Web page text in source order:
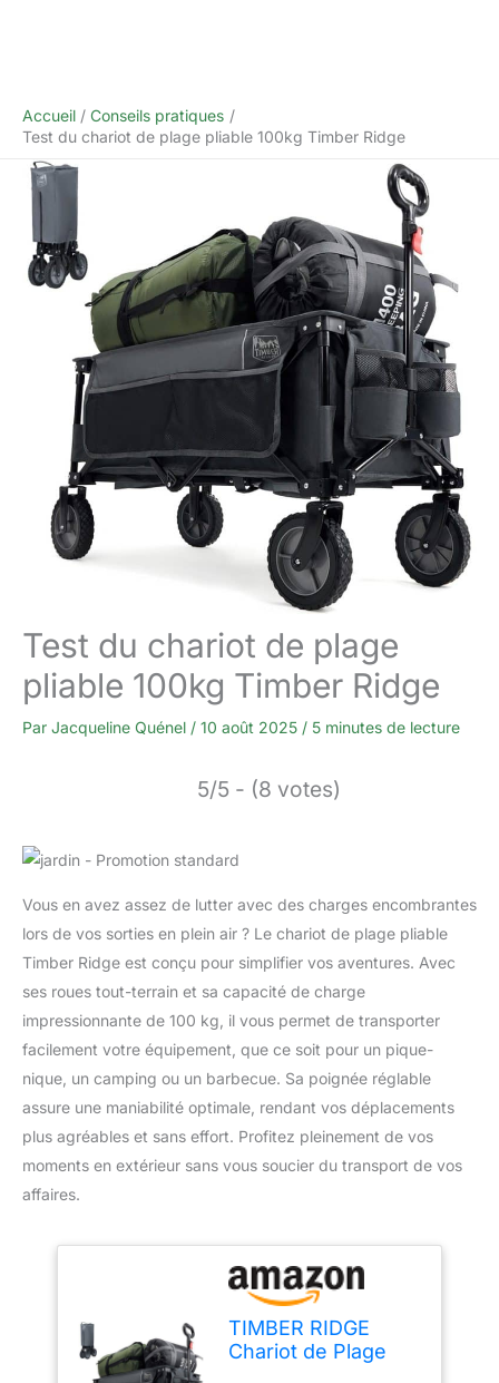
Accueil
Conseils pratiques
Test du chariot de plage pliable 100kg Timber Ridge
Test du chariot de plage
pliable 100kg Timber Ridge
Par Jacqueline Quénel / 10 août 2025 / 5 minutes de lecture
5/5 - (8 votes)
Vous en avez assez de lutter avec des charges encombrantes
lors de vos sorties en plein air ? Le chariot de plage pliable
Timber Ridge est conçu pour simplifier vos aventures. Avec
ses roues tout-terrain et sa capacité de charge
impressionnante de 100 kg, il vous permet de transporter
facilement votre équipement, que ce soit pour un pique-
nique, un camping ou un barbecue. Sa poignée réglable
assure une maniabilité optimale, rendant vos déplacements
plus agréables et sans effort. Profitez pleinement de vos
moments en extérieur sans vous soucier du transport de vos
affaires.
TIMBER RIDGE
Chariot de Plage